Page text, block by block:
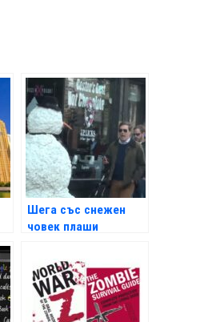
Шега със снежен
човек плаши